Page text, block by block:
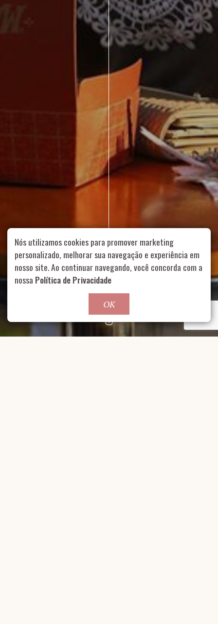
Rua Aurélia, 1714 – Vila Romana, São Paulo – SP | 55 11
99178-5848
contato@nucleofood.com
Role para continar
Nós utilizamos cookies para promover marketing
personalizado, melhorar sua navegação e experiência em
nosso site. Ao continuar navegando, você concorda com a
nossa Política de Privacidade
OK